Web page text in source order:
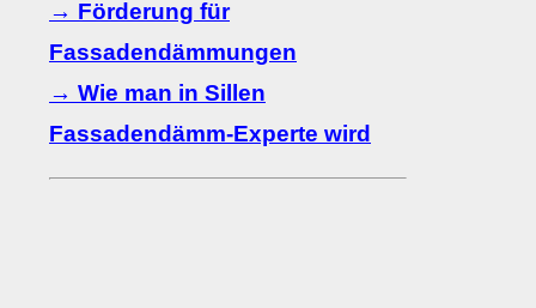
→ Förderung für
Fassadendämmungen
→ Wie man in Sillen
Fassadendämm-Experte wird